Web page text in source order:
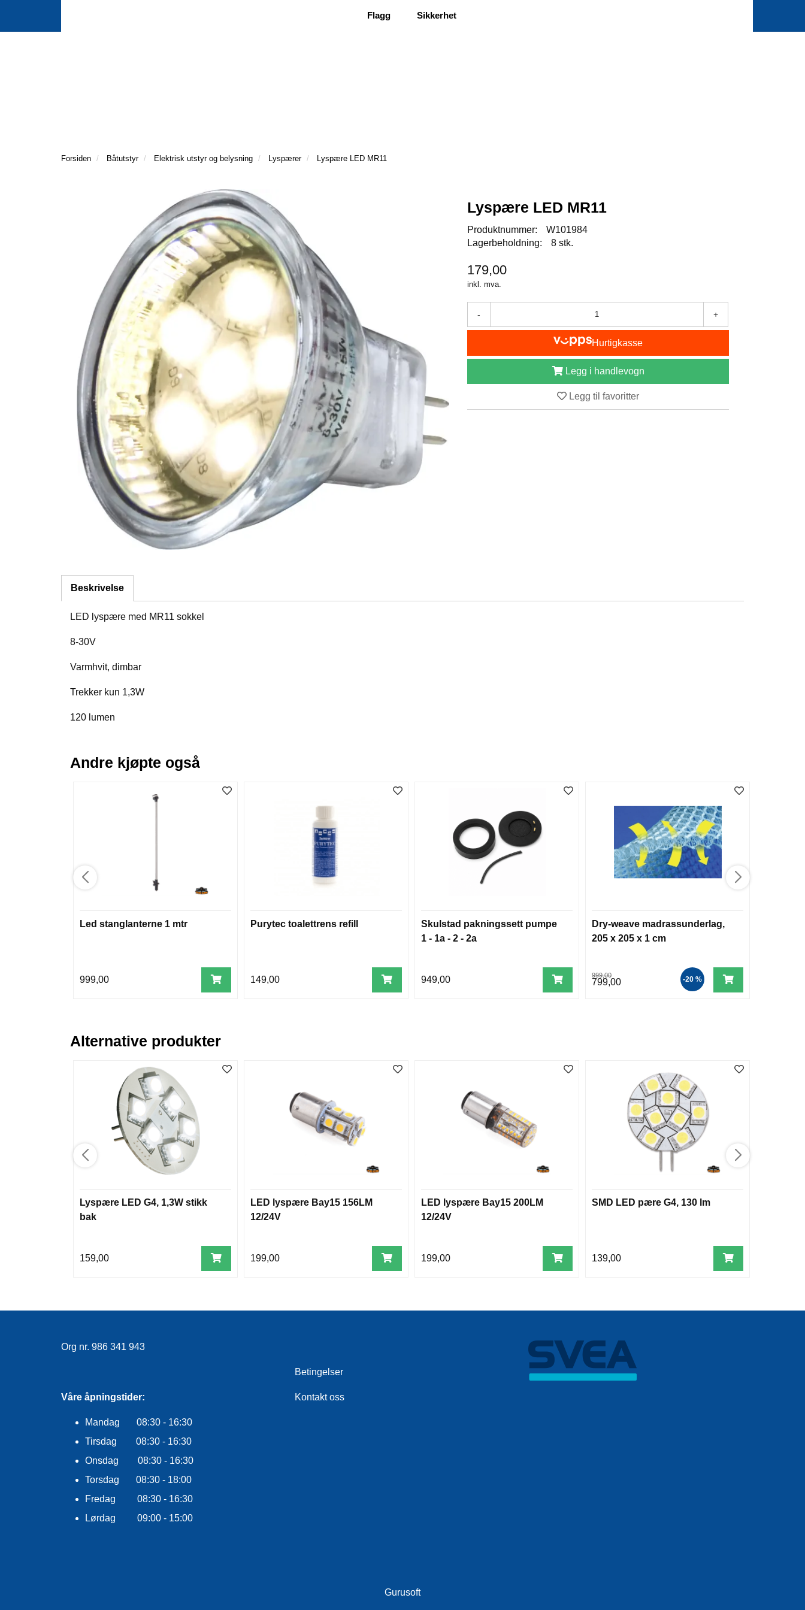
Flagg Sikkerhet
Forsiden Båtutstyr Elektrisk utstyr og belysning Lyspærer Lyspære LED MR11
Lyspære LED MR11
Produktnummer:
W101984
Lagerbeholdning:
8 stk.
179,00
inkl. mva.
- +
Hurtigkasse
Legg i handlevogn
Legg til favoritter
Beskrivelse
LED lyspære med MR11 sokkel
8-30V
Varmhvit, dimbar
Trekker kun 1,3W
120 lumen
Andre kjøpte også
Led stanglanterne 1 mtr
999,00
Purytec toalettrens refill
149,00
Skulstad pakningssett pumpe
1 - 1a - 2 - 2a
949,00
Dry-weave madrassunderlag,
205 x 205 x 1 cm
999,00
799,00 -20 %
Alternative produkter
Lyspære LED G4, 1,3W stikk
bak
159,00
LED lyspære Bay15 156LM
12/24V
199,00
LED lyspære Bay15 200LM
12/24V
199,00
SMD LED pære G4, 130 lm
139,00
Org nr. 986 341 943
Våre åpningstider:
Mandag 08:30 - 16:30
Tirsdag 08:30 - 16:30
Onsdag 08:30 - 16:30
Torsdag 08:30 - 18:00
Fredag 08:30 - 16:30
Lørdag 09:00 - 15:00
Betingelser
Kontakt oss
Gurusoft